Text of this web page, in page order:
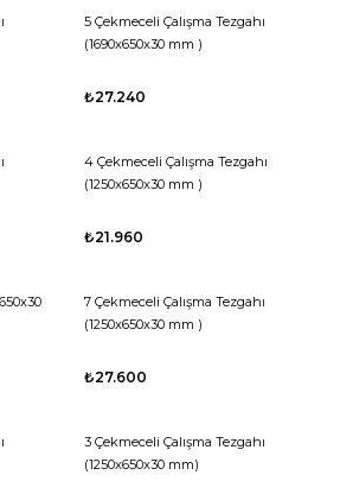
5 Çekmeceli Çalışma Tezgahı
(1690x650x30 mm )
₺27.240
4 Çekmeceli Çalışma Tezgahı
(1250x650x30 mm )
₺21.960
7 Çekmeceli Çalışma Tezgahı
(1250x650x30 mm )
₺27.600
3 Çekmeceli Çalışma Tezgahı
(1250x650x30 mm)